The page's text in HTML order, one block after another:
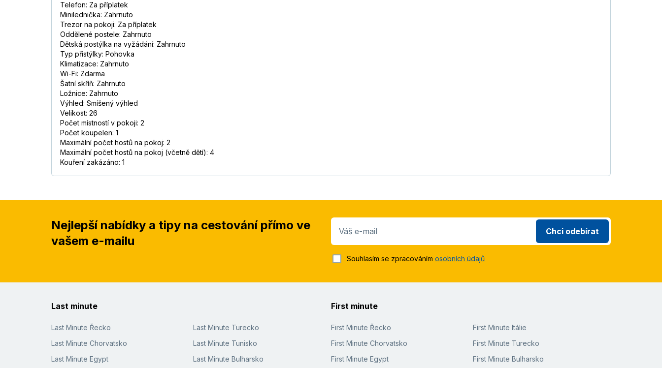
Telefon: Za příplatek
Minilednička: Zahrnuto
Trezor na pokoji: Za příplatek
Oddělené postele: Zahrnuto
Dětská postýlka na vyžádání: Zahrnuto
Typ přistýlky: Pohovka
Klimatizace: Zahrnuto
Wi-Fi: Zdarma
Šatní skříň: Zahrnuto
Ložnice: Zahrnuto
Výhled: Smíšený výhled
Velikost: 26
Počet místností v pokoji: 2
Počet koupelen: 1
Maximální počet hostů na pokoj: 2
Maximální počet hostů na pokoj (včetně dětí): 4
Kouření zakázáno: 1
Nejlepší nabídky a tipy na cestování přímo ve
vašem e-mailu
Váš e-mail Chci odebírat
Souhlasím se zpracováním osobních údajů
Last minute
Last Minute Řecko
Last Minute Chorvatsko
Last Minute Egypt
Last Minute Turecko
Last Minute Tunisko
Last Minute Bulharsko
First minute
First Minute Řecko
First Minute Chorvatsko
First Minute Egypt
First Minute Itálie
First Minute Turecko
First Minute Bulharsko